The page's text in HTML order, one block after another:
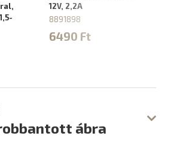
12V, 2,2A
8891898
6490 Ft
ábra